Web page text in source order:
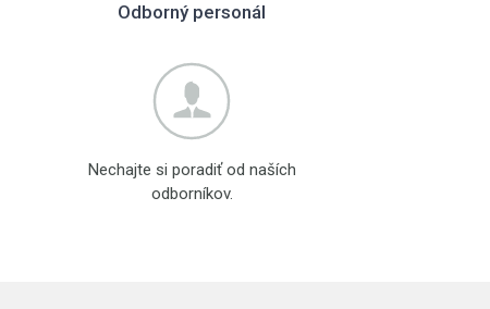
Odborný personál
Nechajte si poradiť od naších
odborníkov.